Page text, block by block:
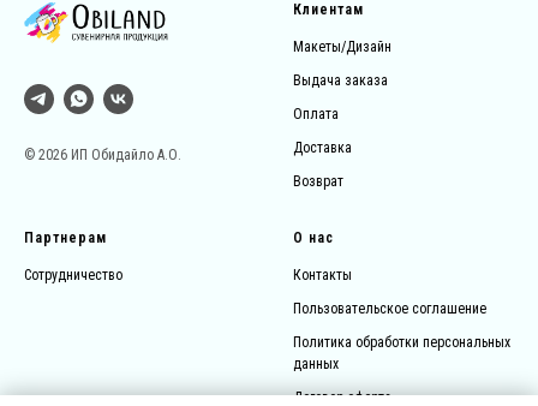
© 2026 ИП Обидайло А.О.
Клиентам
Макеты/Дизайн
Выдача заказа
Оплата
Доставка
Возврат
Партнерам
Сотрудничество
О нас
Контакты
Пользовательское соглашение
Политика обработки персональных
данных
Договор-оферта